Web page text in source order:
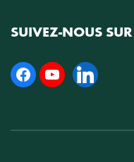
SUIVEZ-NOUS SUR
Facebook
YouTubeLinkedin